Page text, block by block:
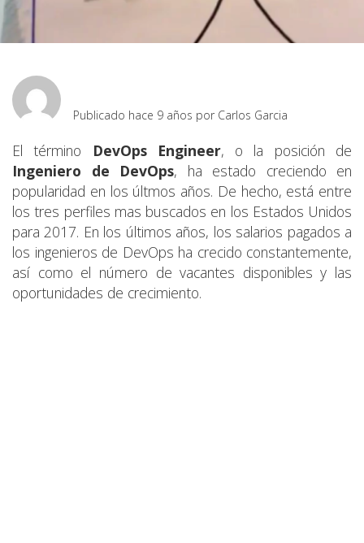
Publicado hace 9 años por Carlos Garcia
El término DevOps Engineer, o la posición de
Ingeniero de DevOps, ha estado creciendo en
popularidad en los últmos años. De hecho, está entre
los tres perfiles mas buscados en los Estados Unidos
para 2017. En los últimos años, los salarios pagados a
los ingenieros de DevOps ha crecido constantemente,
así como el número de vacantes disponibles y las
oportunidades de crecimiento.